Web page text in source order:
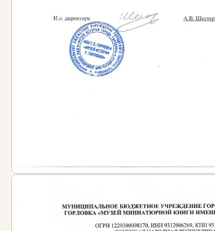
проводится не реже 1 раза в
комиссией, в которую входят
предприятия и
организаций. Также в этом
касается всех
мероприятий, намеченных во
уровня, соблюдение всех